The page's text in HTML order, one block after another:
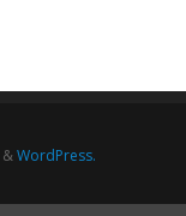
&WordPress.